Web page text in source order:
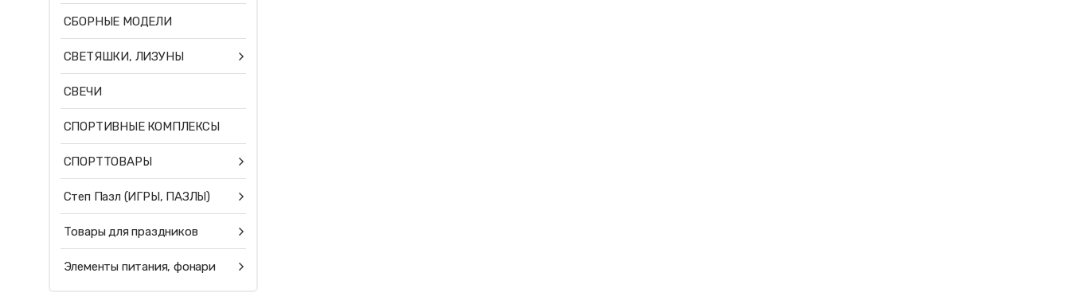
СБОРНЫЕ МОДЕЛИ
СВЕТЯШКИ, ЛИЗУНЫ
СВЕЧИ
СПОРТИВНЫЕ КОМПЛЕКСЫ
СПОРТТОВАРЫ
Степ Пазл (ИГРЫ, ПАЗЛЫ)
Товары для праздников
Элементы питания, фонари